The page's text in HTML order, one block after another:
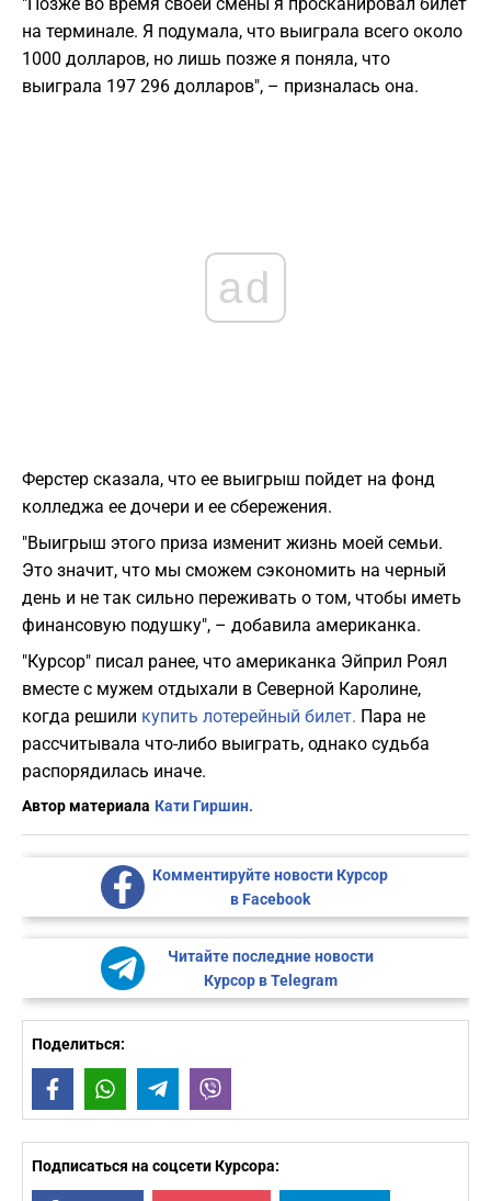
на терминале. Я подумала, что выиграла всего около
1000 долларов, но лишь позже я поняла, что
выиграла 197 296 долларов", – призналась она.
ad
Ферстер сказала, что ее выигрыш пойдет на фонд
колледжа ее дочери и ее сбережения.
"Выигрыш этого приза изменит жизнь моей семьи.
Это значит, что мы сможем сэкономить на черный
день и не так сильно переживать о том, чтобы иметь
финансовую подушку", – добавила американка.
"Курсор" писал ранее, что американка Эйприл Роял
вместе с мужем отдыхали в Северной Каролине,
когда решили купить лотерейный билет. Пара не
рассчитывала что-либо выиграть, однако судьба
распорядилась иначе.
Автор материала Кати Гиршин.
Комментируйте новости Курсор
в Facebook
Читайте последние новости
Курсор в Telegram
Поделиться:
FacebookWhatsAppTelegram
Подписаться на соцсети Курсора: